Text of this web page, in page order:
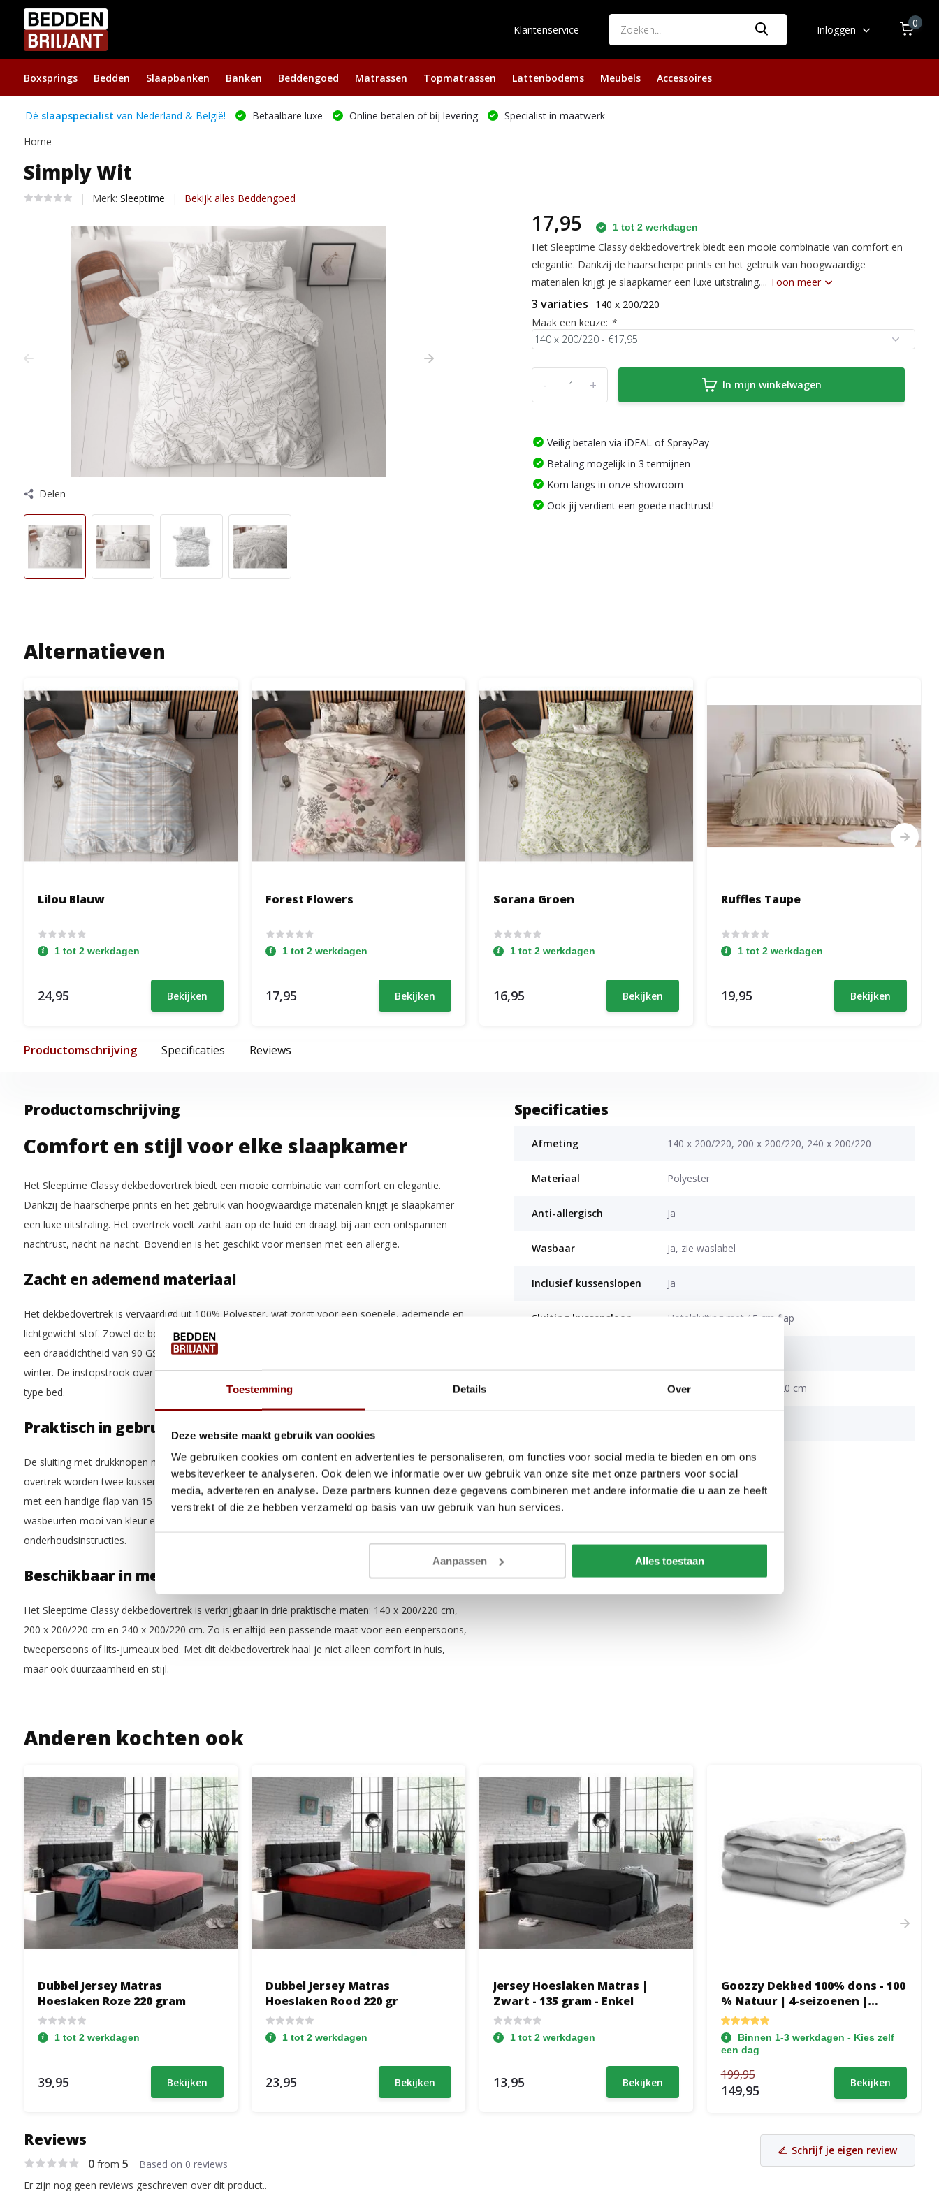
Toestemming Details Over
Deze website maakt gebruik van cookies
We gebruiken cookies om content en advertenties te personaliseren, om functies voor social media te bieden en om ons
websiteverkeer te analyseren. Ook delen we informatie over uw gebruik van onze site met onze partners voor social
media, adverteren en analyse. Deze partners kunnen deze gegevens combineren met andere informatie die u aan ze heeft
verstrekt of die ze hebben verzameld op basis van uw gebruik van hun services.
Aanpassen Alles toestaan
Klantenservice Inloggen
0
Boxsprings Bedden Slaapbanken Banken Beddengoed Matrassen Topmatrassen Lattenbodems Meubels Accessoires
Dé slaapspecialist van Nederland & België! Betaalbare luxe Online betalen of bij levering
Specialist in maatwerk
Home
Simply Wit
Merk: Sleeptime Bekijk alles Beddengoed
Delen
17,95 1 tot 2 werkdagen
Het Sleeptime Classy dekbedovertrek biedt een mooie combinatie van comfort en
elegantie. Dankzij de haarscherpe prints en het gebruik van hoogwaardige
materialen krijgt je slaapkamer een luxe uitstraling.... Toon meer
3 variaties
140 x 200/220
Maak een keuze: *
+
- In mijn winkelwagen
Veilig betalen via iDEAL of SprayPay
Betaling mogelijk in 3 termijnen
Kom langs in onze showroom
Ook jij verdient een goede nachtrust!
Alternatieven
Lilou Blauw
1 tot 2 werkdagen
24,95 Bekijken
Forest Flowers
1 tot 2 werkdagen
17,95 Bekijken
Sorana Groen
1 tot 2 werkdagen
16,95 Bekijken
Ruffles Taupe
1 tot 2 werkdagen
19,95 Bekijken
Productomschrijving Specificaties Reviews
Productomschrijving
Comfort en stijl voor elke slaapkamer
Het Sleeptime Classy dekbedovertrek biedt een mooie combinatie van comfort en elegantie.
Dankzij de haarscherpe prints en het gebruik van hoogwaardige materialen krijgt je slaapkamer
een luxe uitstraling. Het overtrek voelt zacht aan op de huid en draagt bij aan een ontspannen
nachtrust, nacht na nacht. Bovendien is het geschikt voor mensen met een allergie.
Zacht en ademend materiaal
Het dekbedovertrek is vervaardigd uit 100% Polyester, wat zorgt voor een soepele, ademende en
lichtgewicht stof. Zowel de boven- als onderzijde zijn van dezelfde hoogwaardige kwaliteit, met
een draaddichtheid van 90 GSM. Hierdoor blijft het overtrek koel in de zomer en behaaglijk in de
winter. De instopstrook over de gehele breedte (20 cm lang) zorgt voor een nette pasvorm op elk
type bed.
Praktisch in gebruik
De sluiting met drukknopen maakt het verwisselen van het dekbed eenvoudig en snel. Bij het
overtrek worden twee kussenslopen meegeleverd van 60 x 70 cm, voorzien van een hotelsluiting
met een handige flap van 15 cm. Het overtrek is wasbaar op 40 graden en blijft ook na meerdere
wasbeurten mooi van kleur en vorm. Raadpleeg altijd het waslabel voor de juiste
onderhoudsinstructies.
Beschikbaar in meerdere maten
Het Sleeptime Classy dekbedovertrek is verkrijgbaar in drie praktische maten: 140 x 200/220 cm,
200 x 200/220 cm en 240 x 200/220 cm. Zo is er altijd een passende maat voor een eenpersoons,
tweepersoons of lits-jumeaux bed. Met dit dekbedovertrek haal je niet alleen comfort in huis,
maar ook duurzaamheid en stijl.
Specificaties
Afmeting 140 x 200/220, 200 x 200/220, 240 x 200/220
Materiaal Polyester
Anti-allergisch Ja
Wasbaar Ja, zie waslabel
Inclusief kussenslopen Ja
Sluiting kussensloop Hotelsluiting met 15 cm flap
Over de gehele breedte, 20 cm
Anderen kochten ook
Dubbel Jersey Matras
Hoeslaken Roze 220 gram
1 tot 2 werkdagen
39,95 Bekijken
Dubbel Jersey Matras
Hoeslaken Rood 220 gr
1 tot 2 werkdagen
23,95 Bekijken
Jersey Hoeslaken Matras |
Zwart - 135 gram - Enkel
1 tot 2 werkdagen
13,95 Bekijken
Goozzy Dekbed 100% dons - 100
% Natuur | 4-seizoenen |
Dubbel Dekbed
Binnen 1-3 werkdagen - Kies zelf
een dag
199,95
149,95 Bekijken
Reviews
0from 5 Based on 0 reviews
Schrijf je eigen review
Er zijn nog geen reviews geschreven over dit product..